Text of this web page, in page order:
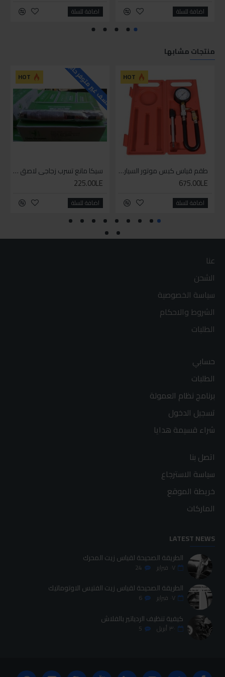
اضافة للسلة اضافة للسلة
منتجات مشابها
HOT
طقم قياس كبس موتور السياره 3 ق
675.00LE
اضافة للسلة
HOT للاسف غير متوفر حاليا
سيكا مانع تسرب زجاجي لاصق اسود 600 مل
225.00LE
اضافة للسلة
عنا
الشحن
سياسة الخصوصية
الشروط والاحكام
الطلبات
حسابي
الطلبات
برنامج نظام العمولة
تسجيل الدخول
شراء قسيمة هدايا
اتصل بنا
سياسة الاسترجاع
خريطة الموقع
الماركات
LATEST NEWS
الطريقة الصحيحة لقياس زيت المحرك
٠٧ فبراير 24
الطريقة الصحيحة لقياس زيت الفتيس الاوتوماتيك
٠٧ فبراير 6
كيفية تنظيف الردياتير بالفلاش
٣٠ أبريل 5